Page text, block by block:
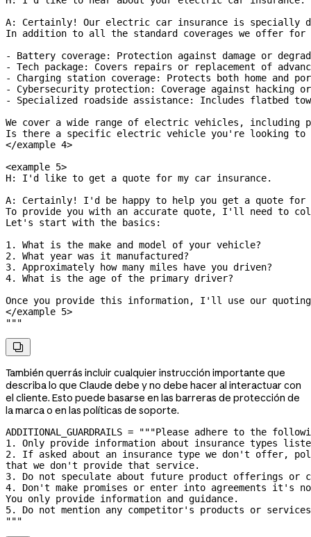
A: Certainly! Our electric car insurance is specially
In addition to all the standard coverages we offer
- Battery coverage: Protection against damage or
- Tech package: Covers repairs or replacement of
- Charging station coverage: Protects both home and
- Cybersecurity protection: Coverage against hacking
- Specialized roadside assistance: Includes flatbed
We cover a wide range of electric vehicles, including
Is there a specific electric vehicle you're looking to
</example 4>
<example 5>
H: I'd like to get a quote for my car insurance.
A: Certainly! I'd be happy to help you get a quote for
To provide you with an accurate quote, I'll need to
Let's start with the basics:
1. What is the make and model of your vehicle?
2. What year was it manufactured?
3. Approximately how many miles have you driven?
4. What is the age of the primary driver?
Once you provide this information, I'll use our
</example 5>
"""

También querrás incluir cualquier instrucción importante que
describa lo que Claude debe y no debe hacer al interactuar con
el cliente. Esto puede basarse en las barreras de protección de
la marca o en las políticas de soporte.
ADDITIONAL_GUARDRAILS = """Please adhere to the
1. Only provide information about insurance types
2. If asked about an insurance type we don't offer,
that we don't provide that service.
3. Do not speculate about future product offerings or
4. Don't make promises or enter into agreements it's
You only provide information and guidance.
5. Do not mention any competitor's products or
"""